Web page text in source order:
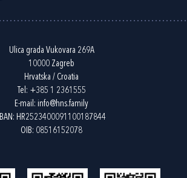
Ulica grada Vukovara 269A
10000 Zagreb
Hrvatska / Croatia
Tel: +385 1 2361555
E-mail: info@hns.family
IBAN: HR2523400091100187844
OIB: 08516152078